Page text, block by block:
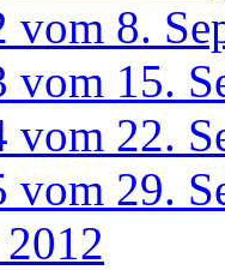
vom 8.
vom 15.
vom 22.
vom 29.